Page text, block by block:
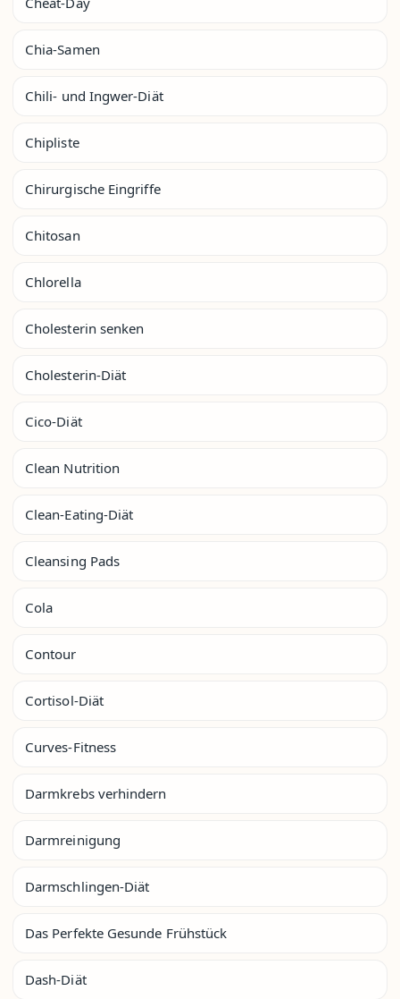
Chia-Samen
Chili- und Ingwer-Diät
Chipliste
Chirurgische Eingriffe
Chitosan
Chlorella
Cholesterin senken
Cholesterin-Diät
Cico-Diät
Clean Nutrition
Clean-Eating-Diät
Cleansing Pads
Cola
Contour
Cortisol-Diät
Curves-Fitness
Darmkrebs verhindern
Darmreinigung
Darmschlingen-Diät
Das Perfekte Gesunde Frühstück
Dash-Diät